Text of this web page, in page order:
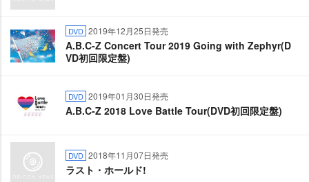
DVD 2019年12月25日発売
A.B.C-Z Concert Tour 2019 Going with Zephyr(D
VD初回限定盤)
DVD 2019年01月30日発売
A.B.C-Z 2018 Love Battle Tour(DVD初回限定盤)
DVD 2018年11月07日発売
ラスト・ホールド!